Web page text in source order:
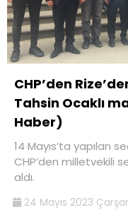
CHP’den
Tahsin Ocaklı
Haber)
14 Mayıs’ta yapılan
CHP’den milletvekili
aldı.
24 Mayıs 2023